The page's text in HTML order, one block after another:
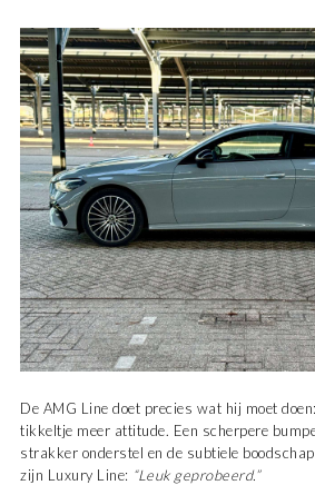
De AMG Line doet precies wat hij moet
tikkeltje meer attitude. Een scherpere
strakker onderstel en de subtiele
zijn Luxury Line: “Leuk geprobeerd.”